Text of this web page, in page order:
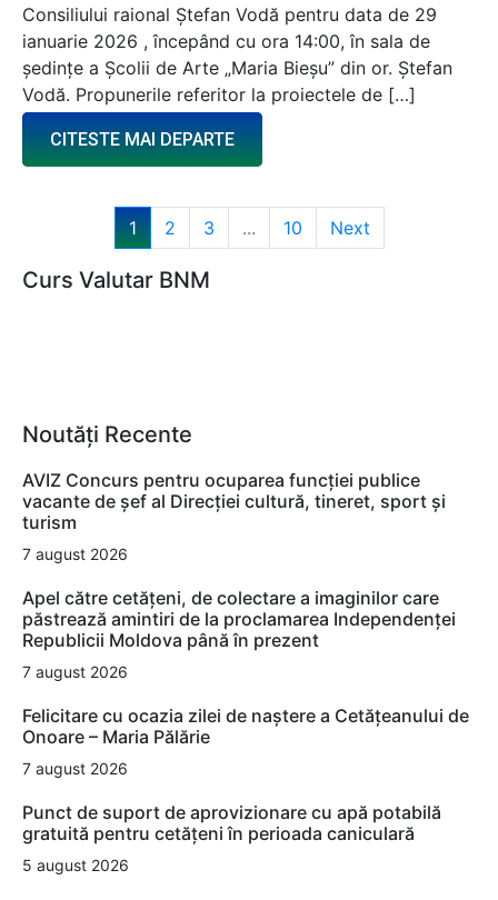
Consiliului raional Ștefan Vodă pentru data de 29
ianuarie 2026 , începând cu ora 14:00, în sala de
ședințe a Școlii de Arte „Maria Bieșu” din or. Ștefan
Vodă. Propunerile referitor la proiectele de […]
CITESTE MAI DEPARTE
1 2 3 ... 10 Next
Curs Valutar BNM
Noutăți Recente
AVIZ Concurs pentru ocuparea funcţiei publice
vacante de şef al Direcţiei cultură, tineret, sport şi
turism
7 august 2026
Apel către cetățeni, de colectare a imaginilor care
păstrează amintiri de la proclamarea Independenței
Republicii Moldova până în prezent
7 august 2026
Felicitare cu ocazia zilei de naștere a Cetățeanului de
Onoare – Maria Pălărie
7 august 2026
Punct de suport de aprovizionare cu apă potabilă
gratuită pentru cetățeni în perioada caniculară
5 august 2026